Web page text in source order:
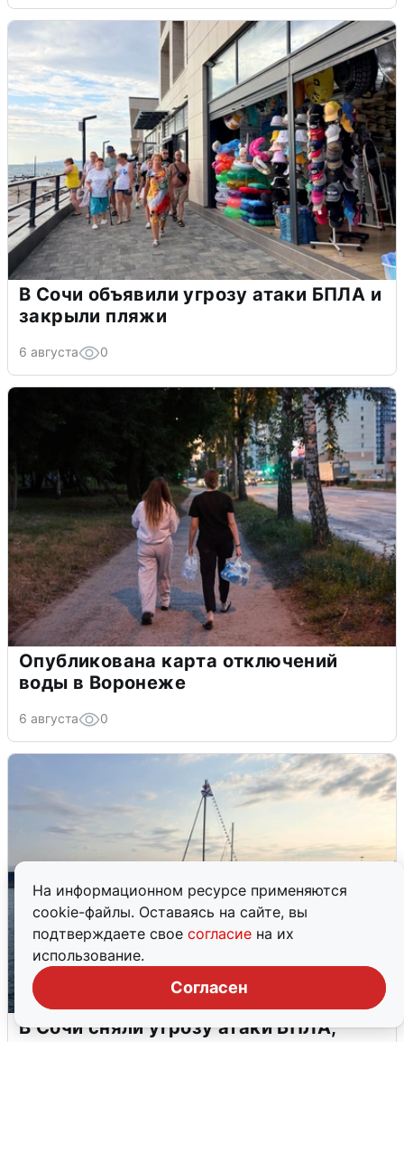
На информационном ресурсе применяются
cookie-файлы. Оставаясь на сайте, вы
подтверждаете свое согласие на их
использование.
Согласен
В Сочи объявили угрозу атаки БПЛА и
закрыли пляжи
6 августа 0
Опубликована карта отключений
воды в Воронеже
6 августа 0
В Сочи сняли угрозу атаки БПЛА,